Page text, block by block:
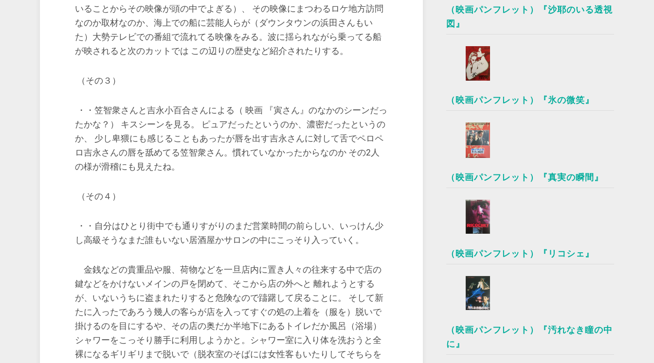
いることからその映像が頭の中でよぎる）、 その映像にまつわるロケ地方訪問
なのか取材なのか、海上での船に芸能人らが（ダウンタウンの浜田さんもい
た）大勢テレビでの番組で流れてる映像をみる。波に揺られながら乗ってる船
が映されると次のカットでは この辺りの歴史など紹介されたりする。
（その３）
・・笠智衆さんと吉永小百合さんによる（ 映画 『寅さん』のなかのシーンだっ
たかな？） キスシーンを見る。 ピュアだったというのか、濃密だったというの
か、 少し卑猥にも感じることもあったが唇を出す吉永さんに対して舌でペロペ
ロ吉永さんの唇を舐めてる笠智衆さん。慣れていなかったからなのか その2人
の様が滑稽にも見えたね。
（その４）
・・自分はひとり街中でも通りすがりのまだ営業時間の前らしい、いっけん少
し高級そうなまだ誰もいない居酒屋かサロンの中にこっそり入っていく。
金銭などの貴重品や服、荷物などを一旦店内に置き人々の往来する中で店の
鍵などをかけないメインの戸を閉めて、そこから店の外へと 離れようとする
が、いないうちに盗まれたりすると危険なので躊躇して戻ることに。 そして新
たに入ったであろう幾人の客らが店を入ってすぐの処の上着を（服を）脱いで
掛けるのを目にするや、その店の奥だか半地下にあるトイレだか風呂（浴場）
シャワーをこっそり勝手に利用しようかと。シャワー室に入り体を洗おうと全
裸になるギリギリまで脱いで（脱衣室のそばには女性客もいたりしてそちらを
（映画パンフレット）『沙耶のいる透視
図』
（映画パンフレット）『氷の微笑』
（映画パンフレット）『真実の瞬間』
（映画パンフレット）『リコシェ』
（映画パンフレット）『汚れなき瞳の中
に』